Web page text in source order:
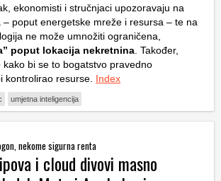
ekonomisti i stručnjaci upozoravaju na
– poput energetske mreže i resursa – te na
ne može umnožiti ograničena,
poput lokacija nekretnina . Također,
bi se to bogatstvo pravedno
kontrolirao resurse. Index
umjetna inteligencija
nekome sigurna renta
i cloud divovi masno